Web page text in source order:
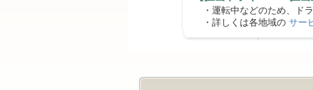
・運転中などのため、ド
・詳しくは各地域の サー